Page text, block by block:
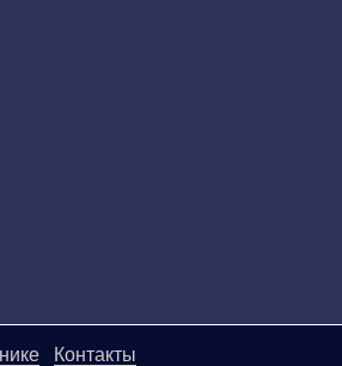
Контакты